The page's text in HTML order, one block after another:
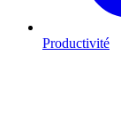
Productivité